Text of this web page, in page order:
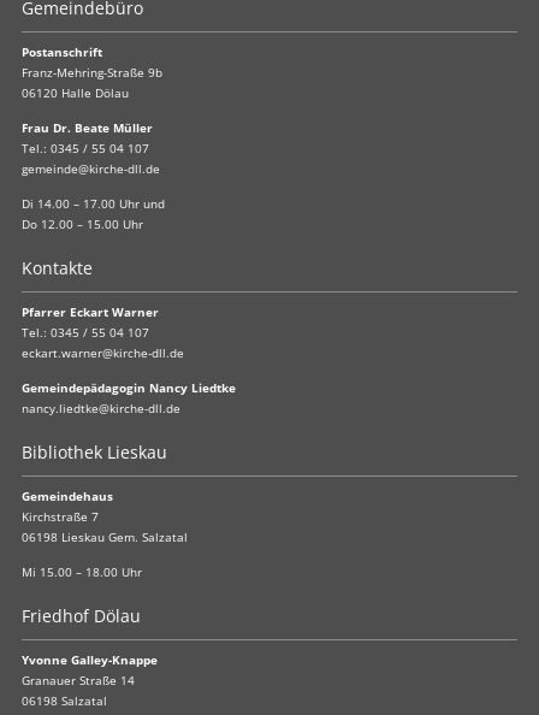
Gemeindebüro
Postanschrift
Franz-Mehring-Straße 9b
06120 Halle Dölau
Frau Dr. Beate Müller
Tel.: 0345 / 55 04 107
gemeinde@kirche-dll.de
Di 14.00 – 17.00 Uhr und
Do 12.00 – 15.00 Uhr
Kontakte
Pfarrer Eckart Warner
Tel.: 0345 / 55 04 107
eckart.warner@kirche-dll.de
Gemeindepädagogin Nancy Liedtke
nancy.liedtke@kirche-dll.de
Bibliothek Lieskau
Gemeindehaus
Kirchstraße 7
06198 Lieskau Gem. Salzatal
Mi 15.00 – 18.00 Uhr
Friedhof Dölau
Yvonne Galley-Knappe
Granauer Straße 14
06198 Salzatal